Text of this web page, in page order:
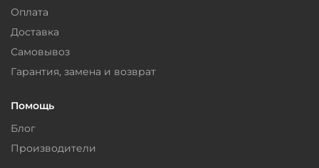
Оплата
Доставка
Самовывоз
Гарантия, замена и возврат
Помощь
Блог
Производители